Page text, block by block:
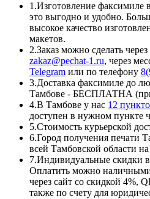
1.Изготовление
это выгодно и удобно.
высокое качество
макетов.
2.Заказ можно сделать
zakaz@pechat-1.ru, через
Telegram или по телефону
3.Доставка факсимиле до
Тамбове - БЕСПЛАТНА (при
4.В Тамбове у нас 12
доступен в нужном пункте
5.Стоимость курьерской
6.Город получения печати
всей Тамбовской области
7.Индивидуальные скидки
Оплатить можно
через сайт со скидкой 4%,
также по счету для